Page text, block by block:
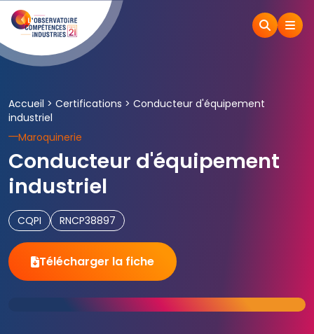
Accueil > Certifications > Conducteur d'équipement
industriel
Maroquinerie
Conducteur d'équipement
industriel
CQPI RNCP38897
Télécharger la fiche